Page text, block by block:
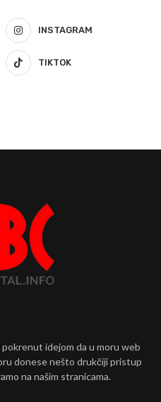
INSTAGRAM
TIKTOK
idejom da u moru web
donese nešto drukčiji pristup
na našim stranicama.